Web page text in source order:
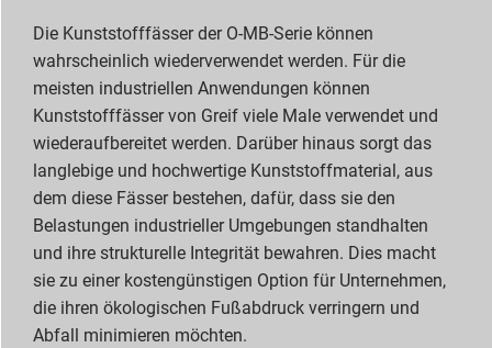
Die Kunststofffässer der O-MB-Serie können
wahrscheinlich wiederverwendet werden. Für die
meisten industriellen Anwendungen können
Kunststofffässer von Greif viele Male verwendet und
wiederaufbereitet werden. Darüber hinaus sorgt das
langlebige und hochwertige Kunststoffmaterial, aus
dem diese Fässer bestehen, dafür, dass sie den
Belastungen industrieller Umgebungen standhalten
und ihre strukturelle Integrität bewahren. Dies macht
sie zu einer kostengünstigen Option für Unternehmen,
die ihren ökologischen Fußabdruck verringern und
Abfall minimieren möchten.